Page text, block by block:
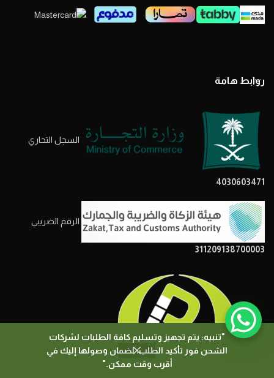
"تنبيه: يتم تجهيز وتسليم كافة الطلبات لشركات
الشحن فور تأكيد الطلب، لضمان وصولها إليك في
أقرب وقت ممكن."
روابط هامة
السجل التحاري
4030603471
الرقم الضريبي
311209138700003